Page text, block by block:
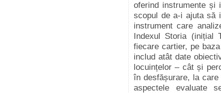
oferind instrumente și
scopul de a-i ajuta să
instrument care
Indexul Storia (inițial
fiecare cartier, pe
includ atât date
locuințelor – cât și
în desfășurare, la care
aspectele evaluate